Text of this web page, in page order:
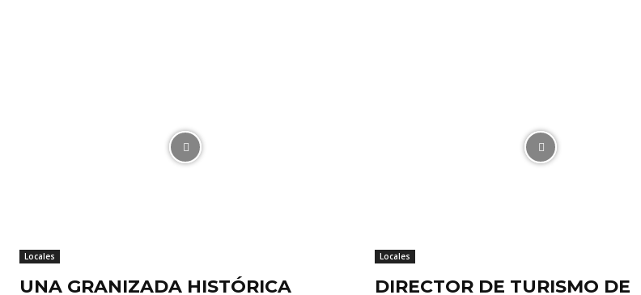
Locales
UNA GRANIZADA HISTÓRICA
Locales
DIRECTOR DE TURISMO DE